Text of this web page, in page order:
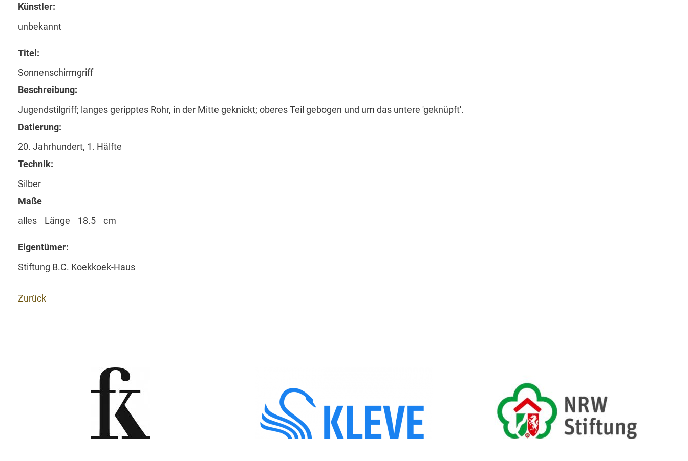
Künstler:
unbekannt
Titel:
Sonnenschirmgriff
Beschreibung:
Jugendstilgriff; langes geripptes Rohr, in der Mitte geknickt; oberes Teil gebogen und um das untere 'geknüpft'.
Datierung:
20. Jahrhundert, 1. Hälfte
Technik:
Silber
Maße
alles
Länge 18.5 cm
Eigentümer:
Stiftung B.C. Koekkoek-Haus
Zurück